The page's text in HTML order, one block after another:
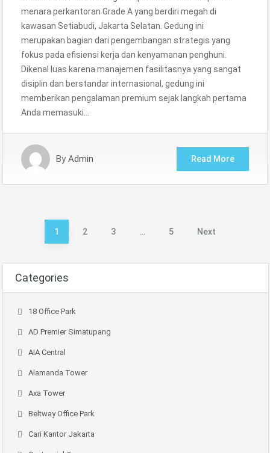
menara perkantoran Grade A yang berdiri megah di
kawasan Setiabudi, Jakarta Selatan. Gedung ini
merupakan bagian dari pengembangan strategis yang
fokus pada efisiensi kerja dan kenyamanan penghuni.
Dikenal luas karena manajemen fasilitasnya yang sangat
disiplin dan berstandar internasional, gedung ini
memberikan pengalaman premium sejak langkah pertama
Anda memasuki…
By Admin Read More
Paginasi
pos
1 2 3 … 5 Next
Categories
18 Office Park
AD Premier Simatupang
AIA Central
Alamanda Tower
Axa Tower
Beltway Office Park
Cari Kantor Jakarta